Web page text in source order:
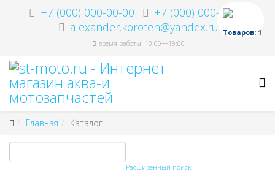
+7 (000) 000-00-00
+7 (000) 000-00-00
alexander.koroten@yandex.ru
время работы: 10:00—19:00
Товаров: 1
Главная Каталог
Расширенный поиск